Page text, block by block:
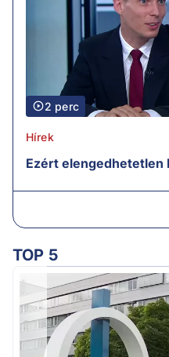
2 perc
Hírek
Ezért elengedhetetlen
TOP 5